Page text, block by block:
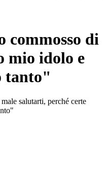
di
mio idolo e
tanto"
salutarti, perché certe